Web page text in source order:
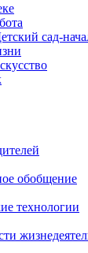
сад-
обобщение
технологии